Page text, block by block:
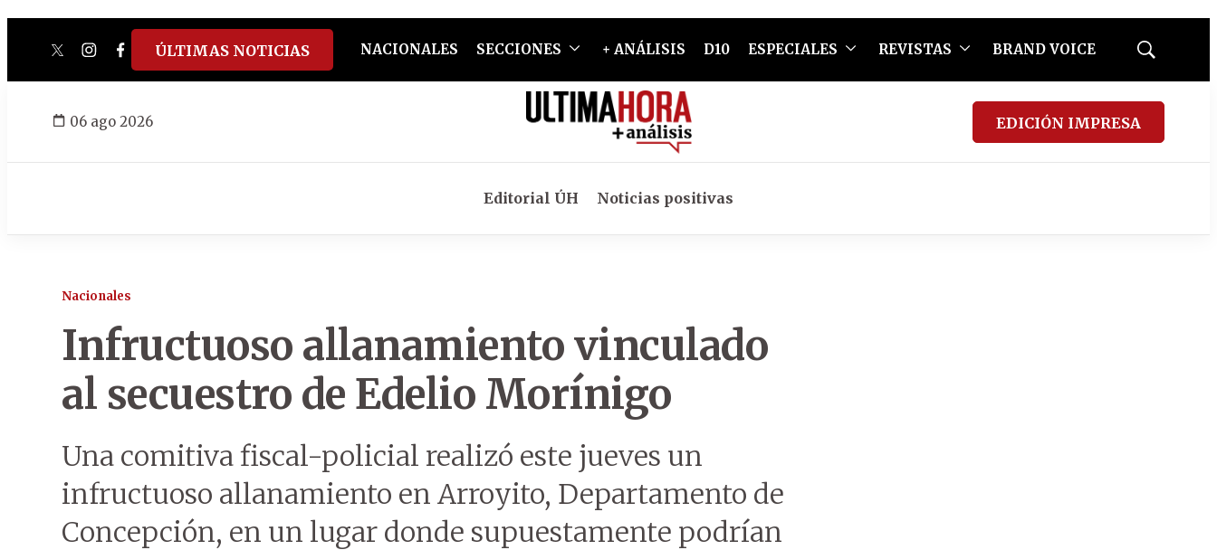
twitterinstagram
facebook
tiktokyoutube
spotify
ÚLTIMAS NOTICIAS NACIONALES SECCIONES + ANÁLISIS D10 ESPECIALES REVISTAS BRAND VOICE
Mostrar
06 ago 2026 EDICIÓN IMPRESA
Editorial ÚH Noticias positivas
Nacionales
Infructuoso allanamiento vinculado
al secuestro de Edelio Morínigo
Una comitiva fiscal-policial realizó este jueves un
infructuoso allanamiento en Arroyito, Departamento de
Concepción, en un lugar donde supuestamente podrían